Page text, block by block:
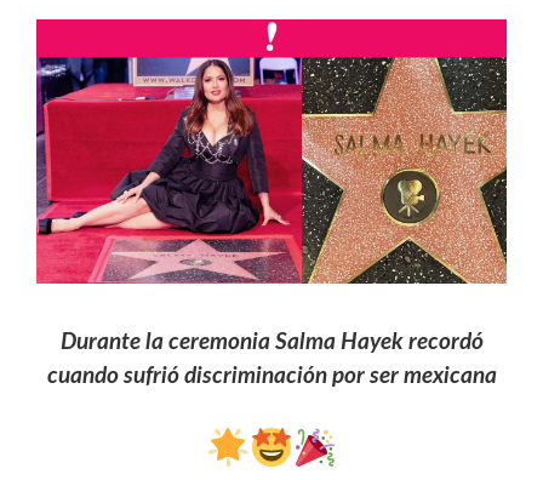
Durante la ceremonia Salma Hayek recordó
cuando sufrió discriminación por ser mexicana